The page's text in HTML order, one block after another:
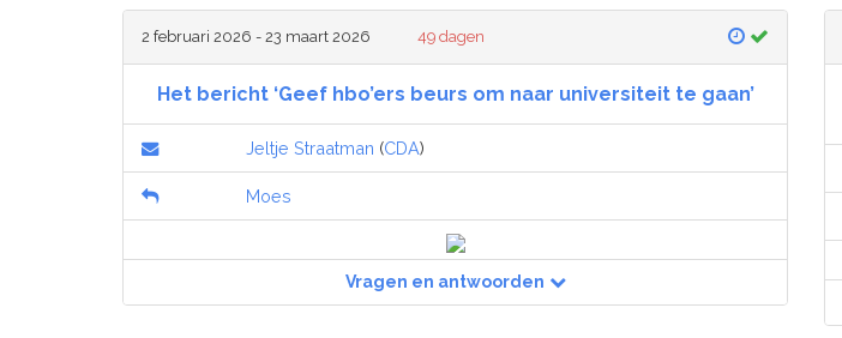
2 februari 2026 - 23 maart 2026 49 dagen
Het bericht ‘Geef hbo’ers beurs om naar universiteit te gaan’
Jeltje Straatman (CDA)
Moes
Vragen en antwoorden